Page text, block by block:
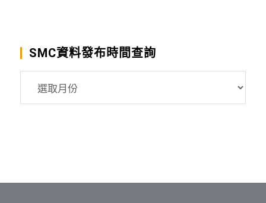
SMC資料發布時間查詢